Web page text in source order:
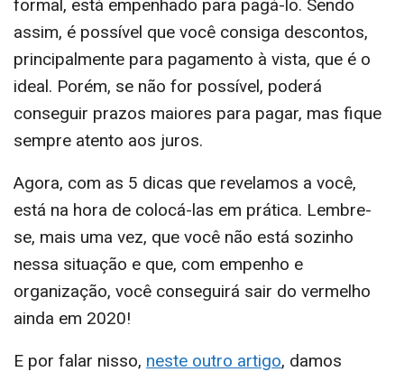
formal, está empenhado para pagá-lo. Sendo
assim, é possível que você consiga descontos,
principalmente para pagamento à vista, que é o
ideal. Porém, se não for possível, poderá
conseguir prazos maiores para pagar, mas fique
sempre atento aos juros.
Agora, com as 5 dicas que revelamos a você,
está na hora de colocá-las em prática. Lembre-
se, mais uma vez, que você não está sozinho
nessa situação e que, com empenho e
organização, você conseguirá sair do vermelho
ainda em 2020!
E por falar nisso, neste outro artigo, damos